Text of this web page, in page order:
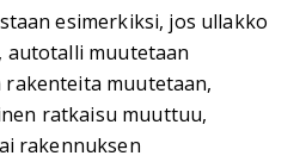
esimerkiksi, jos ullakko
autotalli muutetaan
muutetaan,
ratkaisu muuttuu,
rakennuksen